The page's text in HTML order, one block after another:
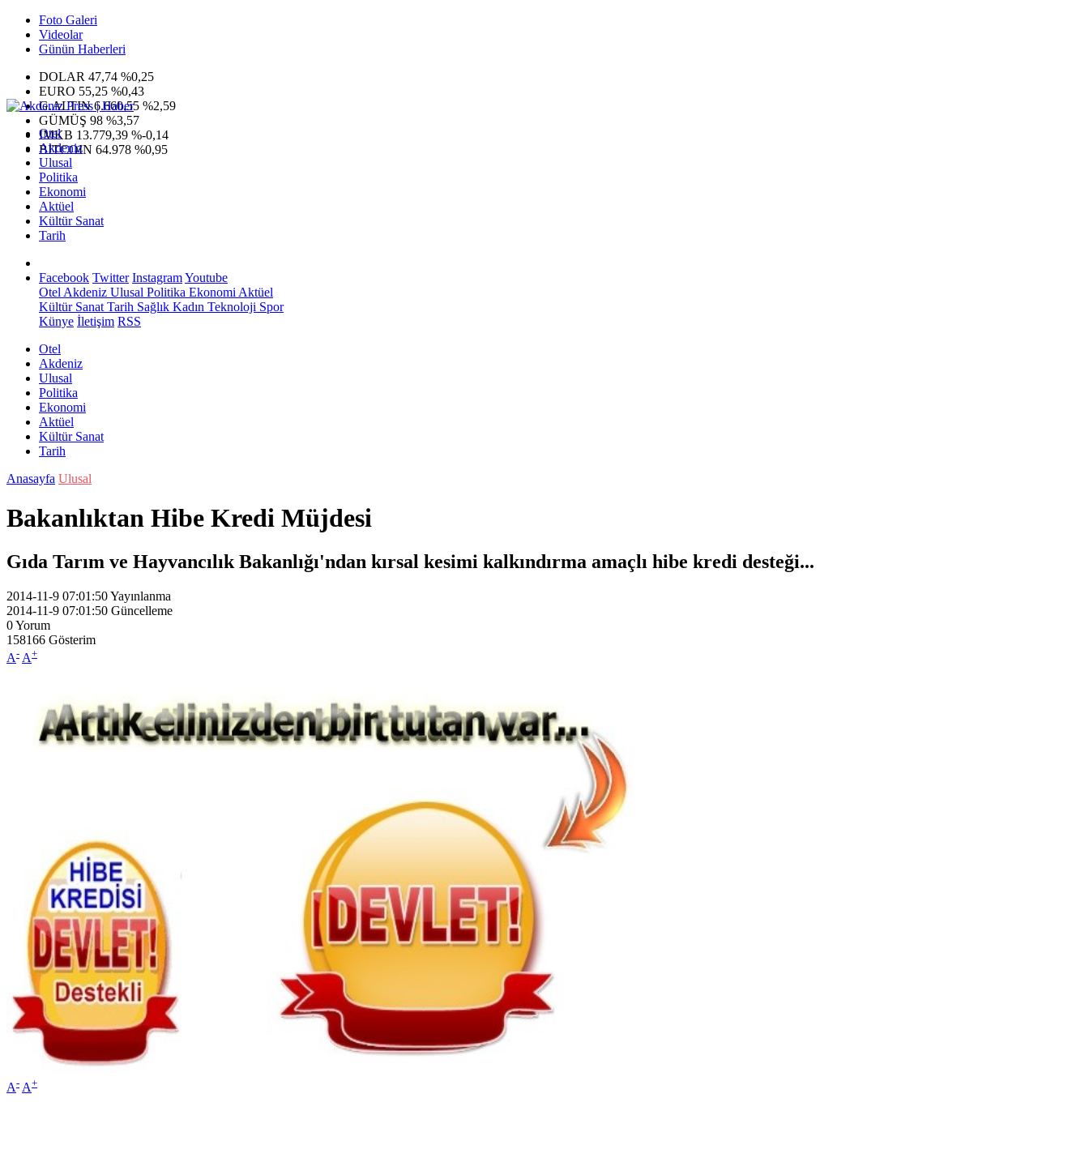
Foto Galeri
Videolar
Günün Haberleri
DOLAR 47,74 %0,25
EURO 55,25 %0,43
G.ALTIN6.660,55 %2,59
GÜMÜŞ 98 %3,57
IMKB 13.779,39 %-0,14
BITCOIN 64.978 %0,95
Otel
Akdeniz
Ulusal
Politika
Ekonomi
Aktüel
Kültür Sanat
Tarih
Facebook Twitter InstagramYoutube
Otel Akdeniz Ulusal Politika Ekonomi Aktüel
Kültür Sanat Tarih Sağlık Kadın Teknoloji Spor
Künye İletişim RSS
Otel
Akdeniz
Ulusal
Politika
Ekonomi
Aktüel
Kültür Sanat
Tarih
Anasayfa Ulusal
Bakanlıktan Hibe Kredi Müjdesi
Gıda Tarım ve Hayvancılık Bakanlığı'ndan kırsal kesimi kalkındırma amaçlı hibe kredi desteği...
2014-11-9 07:01:50Yayınlanma
2014-11-9 07:01:50 Güncelleme
0Yorum
158166 Gösterim
A- A+
A- A+